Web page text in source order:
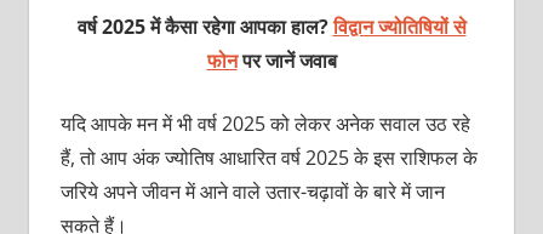
वर्ष 2025 में कैसा रहेगा आपका हाल?विद्वान ज्योतिषियों से
फोनपर जानें जवाब
यदि आपके मन में भी वर्ष 2025 को लेकर अनेक सवाल उठ रहे
हैं, तो आप अंक ज्योतिष आधारित वर्ष 2025 के इस राशिफल के
जरिये अपने जीवन में आने वाले उतार-चढ़ावों के बारे में जान
सकते हैं।